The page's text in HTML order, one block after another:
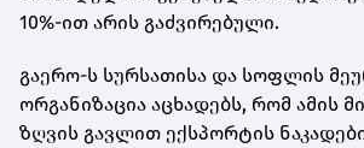
10%-ით არის გაძვირებული.
გაერო-ს სურსათისა და სოფლის
ორგანიზაცია აცხადებს, რომ ამის
ზღვის გავლით ექსპორტის